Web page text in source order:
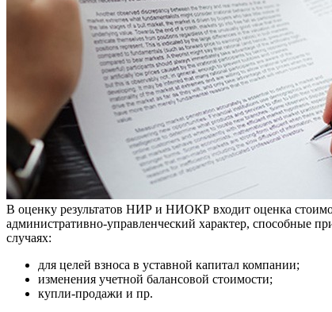
В оценку результатов НИР и НИОКР входит оценка
административно-управленческий характер, способные
случаях:
для целей взноса в уставной капитал компании;
изменения учетной балансовой стоимости;
купли-продажи и пр.